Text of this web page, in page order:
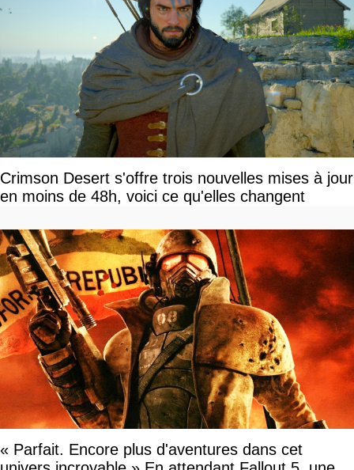
Crimson Desert s'offre trois nouvelles mises à jour
en moins de 48h, voici ce qu'elles changent
« Parfait. Encore plus d'aventures dans cet